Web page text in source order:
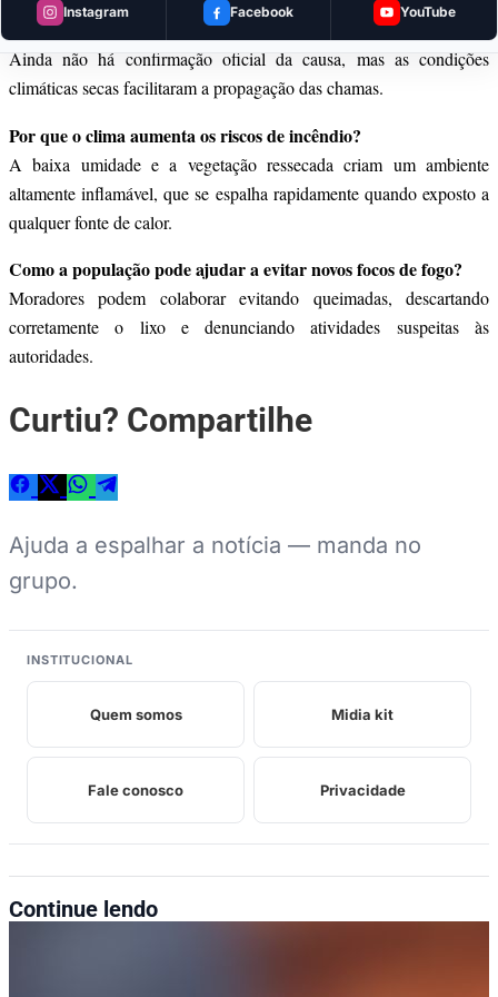
Instagram Facebook YouTube
O que causou o incêndio em Barra do Garças?
Ainda não há confirmação oficial da causa, mas as condições
climáticas secas facilitaram a propagação das chamas.
Por que o clima aumenta os riscos de incêndio?
A baixa umidade e a vegetação ressecada criam um ambiente
altamente inflamável, que se espalha rapidamente quando exposto a
qualquer fonte de calor.
Como a população pode ajudar a evitar novos focos de fogo?
Moradores podem colaborar evitando queimadas, descartando
corretamente o lixo e denunciando atividades suspeitas às
autoridades.
Curtiu? Compartilhe
Ajuda a espalhar a notícia — manda no
grupo.
INSTITUCIONAL
Quem somos Midia kit
Fale conosco Privacidade
Continue lendo